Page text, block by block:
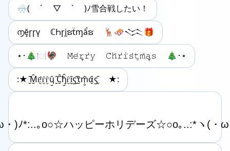
🌨️( ´ ▽ ` )ﾉ雪合戦したい！
൱ḝꞅꞅү ℂҺꞅḭຮẗɱẩຮ 🦌🛷𒈱🎁
⋆･🎄🍽️🦃 𝙼͐𝚎̍𝚛̞𝚛̍𝚢 𝙲̍𝚑͐𝚛̍𝚒̇𝚜̍𝚝͕𝚖͐𝚊̞𝚜 🎄･⋆
:★ ̮̑Μ̮̑ᥱ̮̑ⲅ̮̑ⲅ̮̑ɥ̮̑ ̮̑C̮̑ђ̮̑ⲅ̮̑ȋ̮ꚃ̮̑ꚍ̮̑ṃ̮̑⍺̮̑ꚃ̮̑ ★: